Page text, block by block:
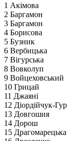
1 Акімова
2 Баргамон
3 Баргамон
4 Борисова
5 Бузник
6 Вербицька
7 Вігурська
8 Вовколуп
9 Войцеховський
10 Грицай
11 Джаяні
12 Діордійчук-Гур
13 Довгошия
14 Дорош
15 Драгомарецька